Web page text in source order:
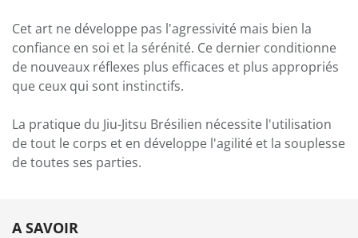
Cet art ne développe pas l'agressivité mais bien la
confiance en soi et la sérénité. Ce dernier conditionne
de nouveaux réflexes plus efficaces et plus appropriés
que ceux qui sont instinctifs.
La pratique du Jiu-Jitsu Brésilien nécessite l'utilisation
de tout le corps et en développe l'agilité et la souplesse
de toutes ses parties.
A SAVOIR